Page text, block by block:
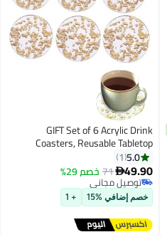
GIFT
Kitchen,